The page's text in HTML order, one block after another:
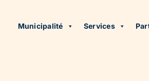
Municipalité Services